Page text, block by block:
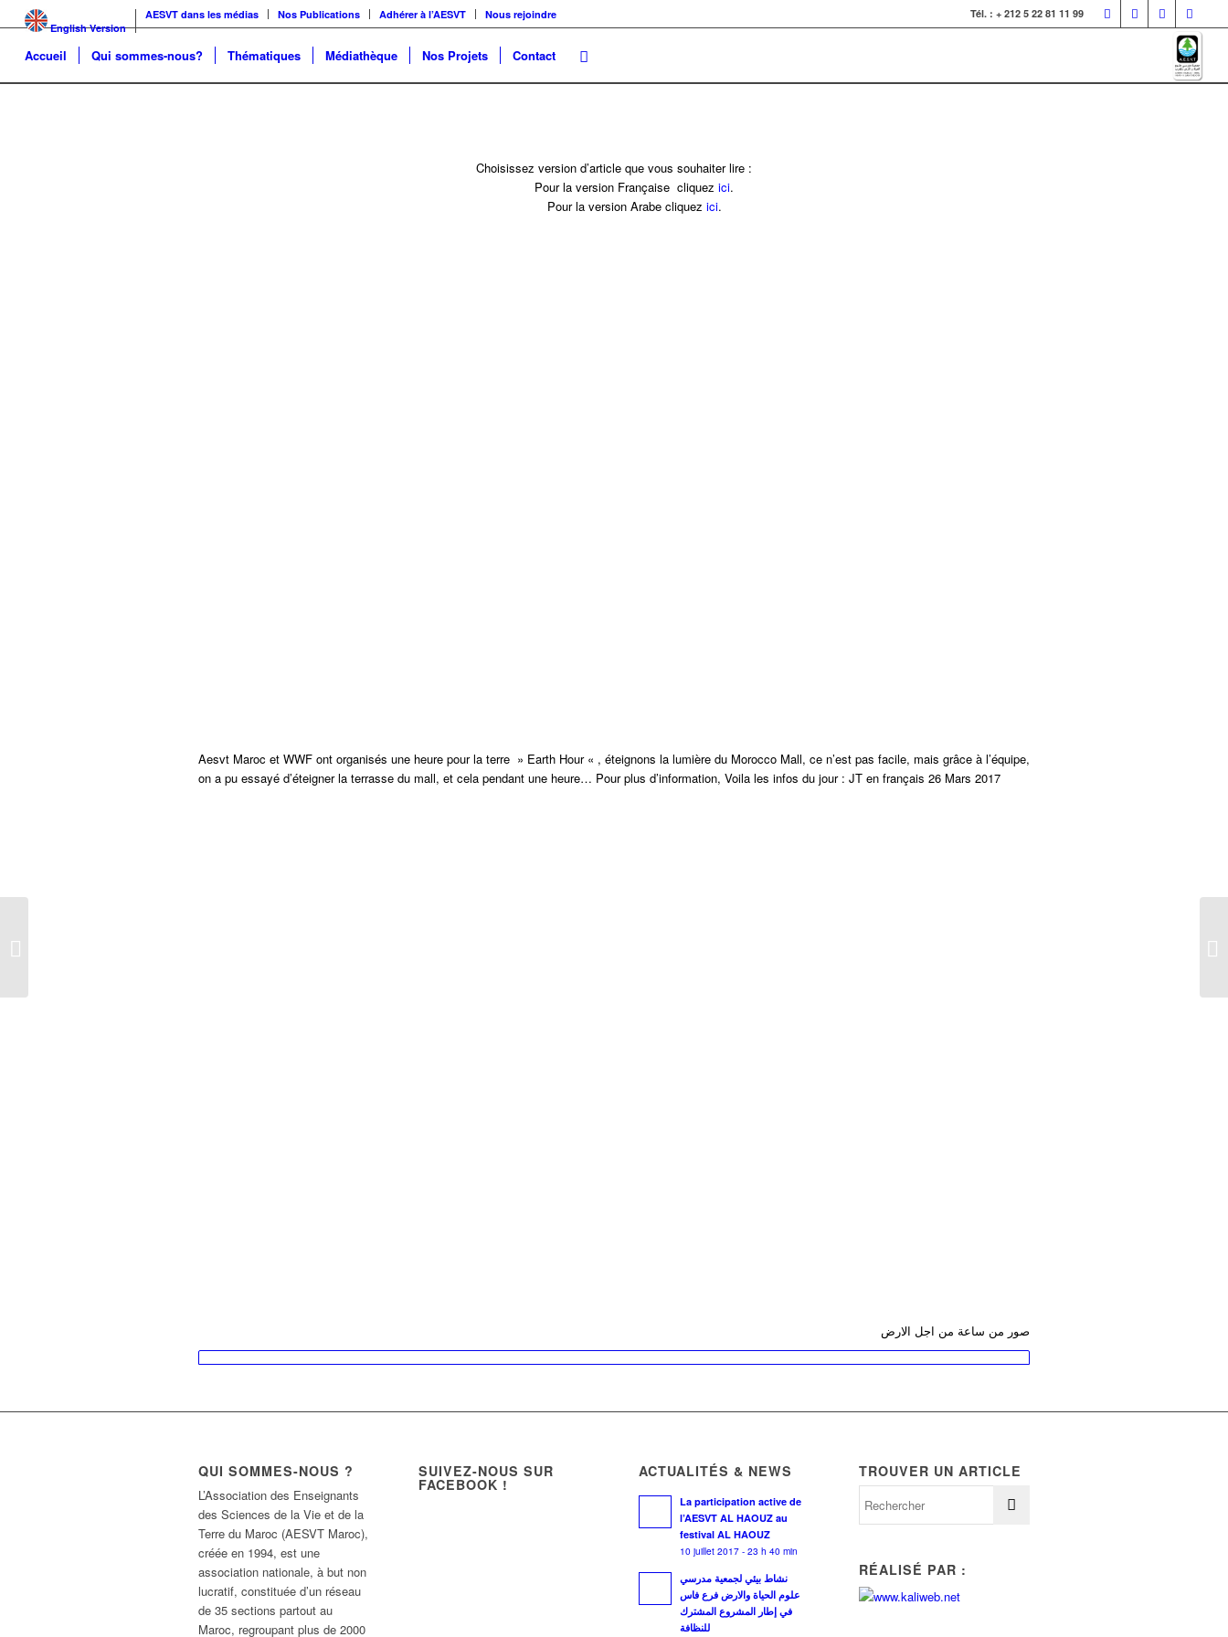
English Version
AESVT dans les médias Nos Publications Adhérer à l’AESVT Nous rejoindre Tél. : + 212 5 22 81 11 99
Accueil Qui sommes-nous? Thématiques Médiathèque Nos Projets Contact
Choisissez version d’article que vous souhaiter lire :
Pour la version Française cliquez ici.
Pour la version Arabe cliquez ici.
Aesvt Maroc et WWF ont organisés une heure pour la terre » Earth Hour « , éteignons la lumière du Morocco Mall, ce n’est pas facile, mais grâce à l’équipe,
on a pu essayé d’éteigner la terrasse du mall, et cela pendant une heure… Pour plus d’information, Voila les infos du jour : JT en français 26 Mars 2017
صور من ساعة من اجل الارض
QUI SOMMES-NOUS ?
L’Association des Enseignants
des Sciences de la Vie et de la
Terre du Maroc (AESVT Maroc),
créée en 1994, est une
association nationale, à but non
lucratif, constituée d’un réseau
de 35 sections partout au
Maroc, regroupant plus de 2000
SUIVEZ-NOUS SUR
FACEBOOK !
ACTUALITÉS & NEWS
La participation active de
l’AESVT AL HAOUZ au
festival AL HAOUZ
10 juillet 2017 - 23 h 40 min
نشاط بيئي لجمعية مدرسي
علوم الحياة والارض فرع فاس
في إطار المشروع المشترك
للنظافة
TROUVER UN ARTICLE
RÉALISÉ PAR :